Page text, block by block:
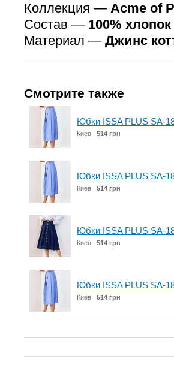
Коллекция — Аcme of
Состав — 100% хлопок
Материал — Джинс
Смотрите также
Юбки ISSA PLUS SA-
Киев 514 грн
Юбки ISSA PLUS SA-
Киев 514 грн
Юбки ISSA PLUS SA-
Киев 514 грн
Юбки ISSA PLUS SA-
Киев 514 грн